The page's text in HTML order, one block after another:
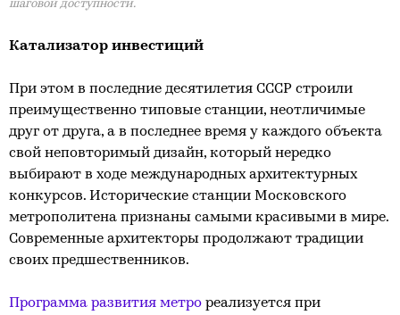
шаговой доступности.
Катализатор инвестиций
При этом в последние десятилетия СССР строили
преимущественно типовые станции, неотличимые
друг от друга, а в последнее время у каждого объекта
свой неповторимый дизайн, который нередко
выбирают в ходе международных архитектурных
конкурсов. Исторические станции Московского
метрополитена признаны самыми красивыми в мире.
Современные архитекторы продолжают традиции
своих предшественников.
Программа развития метро реализуется при